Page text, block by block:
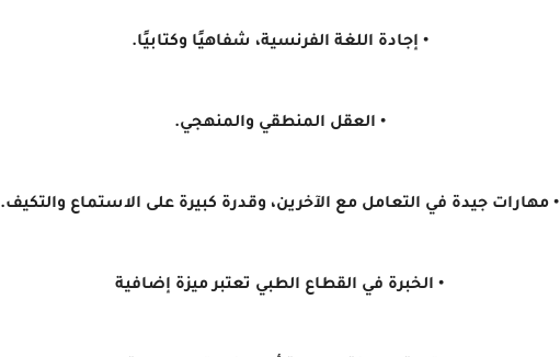
• إجادة اللغة الفرنسية، شفاهيًا وكتابيًا.
• العقل المنطقي والمنهجي.
• مهارات جيدة في التعامل مع الآخرين، وقدرة كبيرة على الاستماع والتكيف.
• الخبرة في القطاع الطبي تعتبر ميزة إضافية